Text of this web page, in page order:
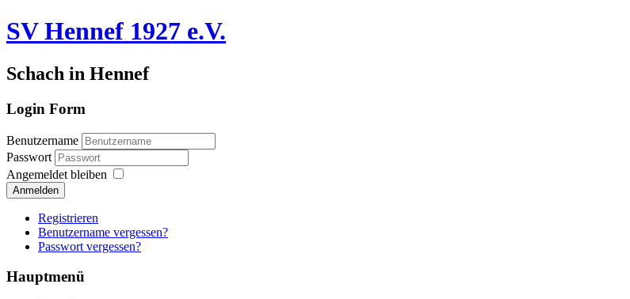
SV Hennef 1927 e.V.
Schach in Hennef
Login Form
Benutzername
Passwort
Angemeldet bleiben
Anmelden
Registrieren
Benutzername vergessen?
Passwort vergessen?
Hauptmenü